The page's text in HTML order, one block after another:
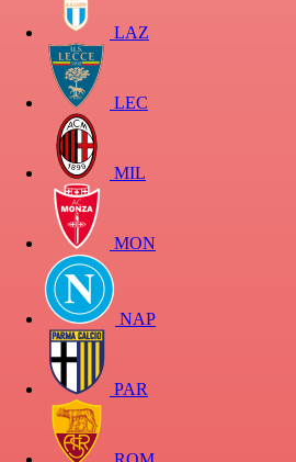
LAZ
LEC
MIL
MON
NAP
PAR